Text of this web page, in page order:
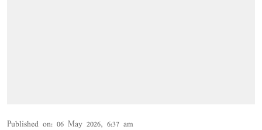
Published on: 06 May 2026, 6:37 am